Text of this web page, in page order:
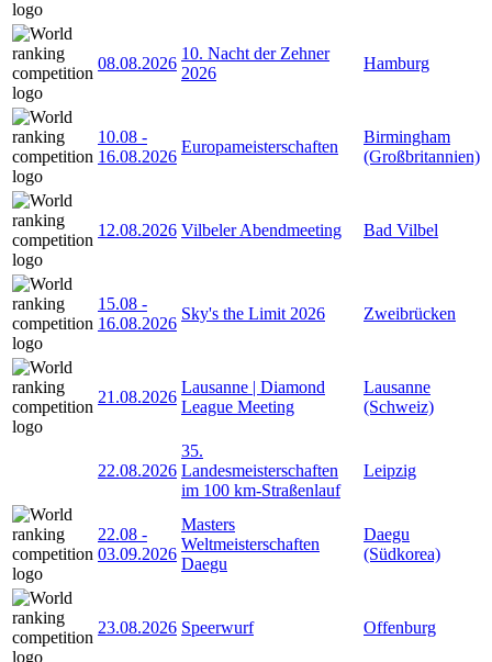
08.08.2026
10. Nacht der Zehner
2026
Hamburg
10.08 -
16.08.2026
Europameisterschaften
Birmingham
(Großbritannien)
12.08.2026 Vilbeler Abendmeeting Bad Vilbel
15.08 -
16.08.2026
Sky's the Limit 2026 Zweibrücken
21.08.2026
Lausanne | Diamond
League Meeting
Lausanne
(Schweiz)
22.08.2026
35.
Landesmeisterschaften
im 100 km-Straßenlauf
Leipzig
22.08 -
03.09.2026
Masters
Weltmeisterschaften
Daegu
Daegu
(Südkorea)
23.08.2026 Speerwurf Offenburg